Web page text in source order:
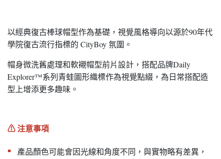
以經典復古棒球帽型作為基礎，視覺風格導向以源於90年代
學院復古流行指標的 CityBoy 氛圍。
帽身微洗舊處理和軟襯帽型前片設計，搭配品牌Daily
Explorer™系列青蛙圖形織標作為視覺點綴，為日常搭配造
型上增添更多趣味。
⚠︎ 注意事項
▪︎
產品顏色可能會因光線和角度不同，與實物略有差異，